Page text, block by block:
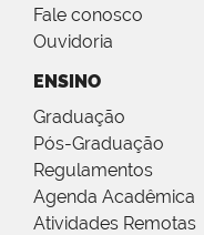
Fale conosco
Ouvidoria
ENSINO
Graduação
Pós-Graduação
Regulamentos
Agenda Acadêmica
Atividades Remotas